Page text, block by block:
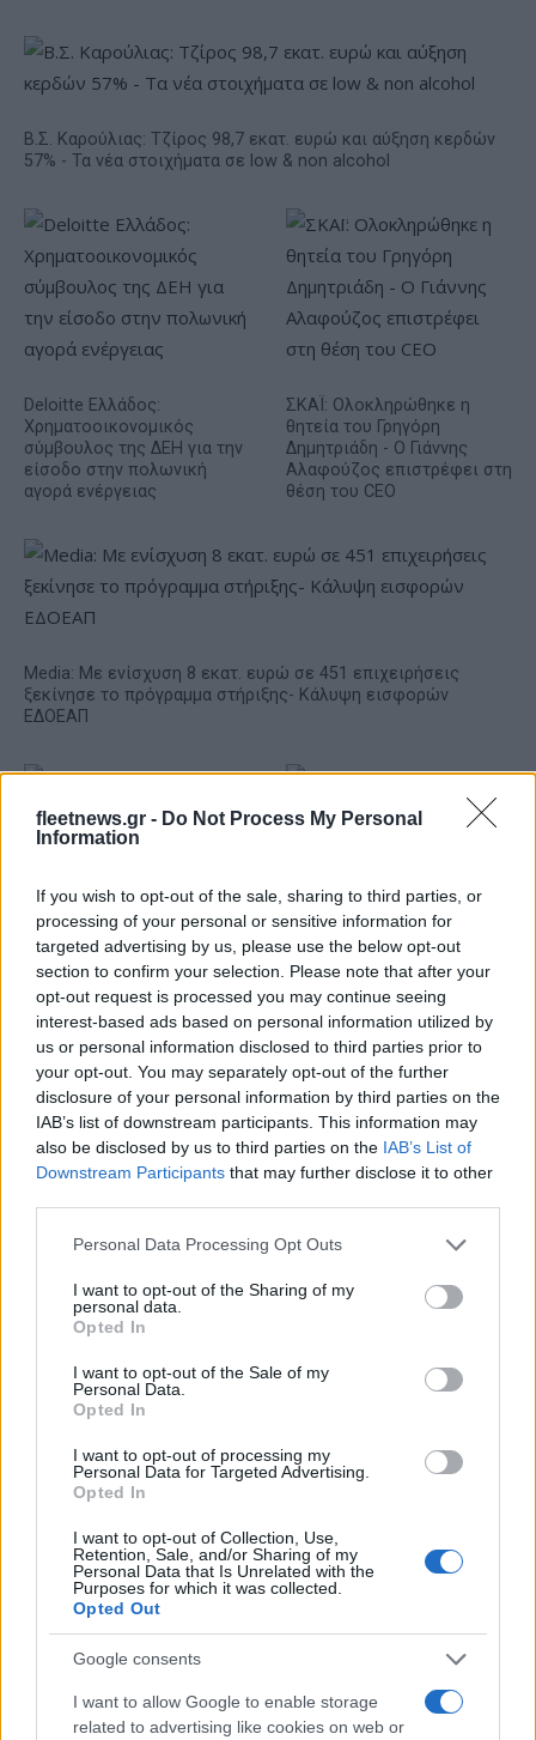
fleetnews.gr - Do Not Process My Personal
Information
If you wish to opt-out of the sale, sharing to third parties, or
processing of your personal or sensitive information for
targeted advertising by us, please use the below opt-out
section to confirm your selection. Please note that after your
opt-out request is processed you may continue seeing
interest-based ads based on personal information utilized by
us or personal information disclosed to third parties prior to
your opt-out. You may separately opt-out of the further
disclosure of your personal information by third parties on the
IAB’s list of downstream participants. This information may
also be disclosed by us to third parties on the IAB’s List of
Downstream Participants that may further disclose it to other
Please note that this website/app uses one or more Google
not limited to your visit or usage behaviour. You may click to
grant or deny consent to Google and its third-party tags to
use your data for below specified purposes in below Google
consent section.
Personal Data Processing Opt Outs
I want to opt-out of the Sharing of my
personal data.
Opted In
I want to opt-out of the Sale of my
Personal Data.
Opted In
I want to opt-out of processing my
Personal Data for Targeted Advertising.
Opted In
I want to opt-out of Collection, Use,
Retention, Sale, and/or Sharing of my
Personal Data that Is Unrelated with the
Purposes for which it was collected.
Opted Out
Google consents
I want to allow Google to enable storage
related to advertising like cookies on web or
Β.Σ. Καρούλιας: Τζίρος 98,7 εκατ. ευρώ και αύξηση κερδών
57% - Τα νέα στοιχήματα σε low & non alcohol
Deloitte Ελλάδος:
Χρηματοοικονομικός
σύμβουλος της ΔΕΗ για την
είσοδο στην πολωνική
αγορά ενέργειας
ΣΚΑΪ: Ολοκληρώθηκε η
θητεία του Γρηγόρη
Δημητριάδη - Ο Γιάννης
Αλαφούζος επιστρέφει στη
θέση του CEO
Media: Με ενίσχυση 8 εκατ. ευρώ σε 451 επιχειρήσεις
ξεκίνησε το πρόγραμμα στήριξης- Κάλυψη εισφορών
ΕΔΟΕΑΠ
Η Toyota φέρνει νέα γενιά
μπαταριών για τα υβριδικά
της
Σε κινεζική… πολιορκία η
ευρωπαϊκή
αυτοκινητοβιομηχανία
Νέο Audi A2 e-tron με στόχο την κορυφή της
αποδοτικότητας
Εθνική Νεανίδων: Με τη
8 του Ευρωμπάσκετ (live
stream)
WNBA: Έκτη σερί νίκη για
ΕΛΣΤΑΤ: Στο 3,4% υποχώρησε ο πληθωρισμός τον Ιούλιο